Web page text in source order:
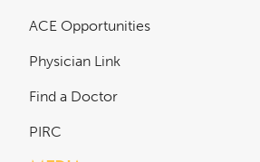
ACE Opportunities
Physician Link
Find a Doctor
PIRC